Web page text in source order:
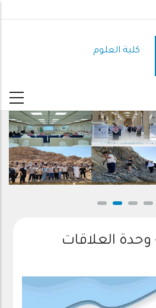
كلية العلوم
وحدة العلاقات